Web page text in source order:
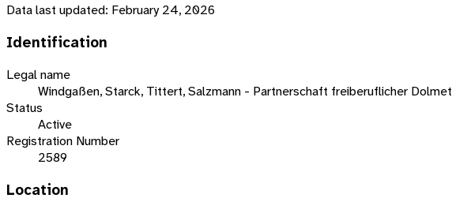
Data last updated: February 24, 2026
Identification
Legal name
Windgaßen, Starck, Tittert, Salzmann - Partnerschaft freiberuflicher
Status
Active
Registration Number
2589
Location